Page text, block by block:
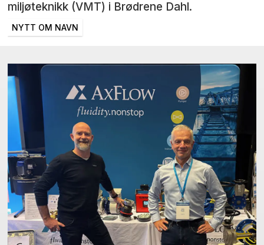
miljøteknikk (VMT) i Brødrene Dahl.
NYTT OM NAVN